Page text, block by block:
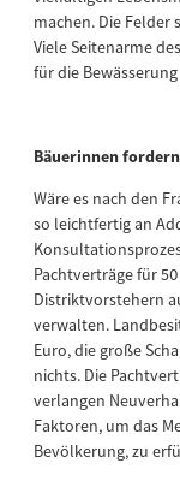
machen. Die
Viele Seitenarme
für die
Bäuerinnen
Wäre es nach den
so leichtfertig an
Pachtverträge für
Distriktvorstehern
verwalten.
Euro, die große
nichts. Die
verlangen
Faktoren, um das
Bevölkerung, zu